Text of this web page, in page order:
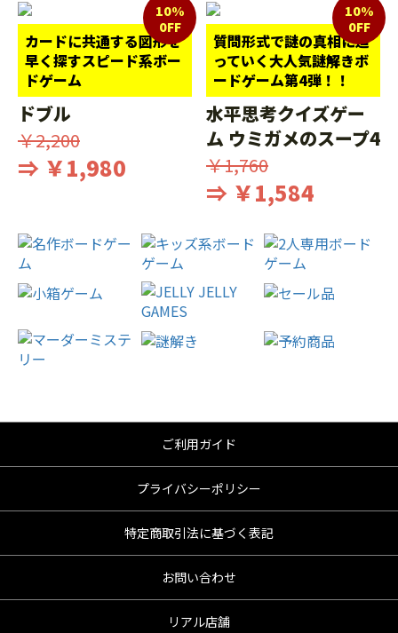
カードに共通する図形を
早く探すスピード系ボー
ドゲーム
10%
0FF
ドブル
￥2,200
⇒ ￥1,980
質問形式で謎の真相に迫
っていく大人気謎解きボ
ードゲーム第4弾！！
10%
0FF
水平思考クイズゲー
ム ウミガメのスープ4
￥1,760
⇒ ￥1,584
ご利用ガイド
プライバシーポリシー
特定商取引法に基づく表記
お問い合わせ
リアル店舗